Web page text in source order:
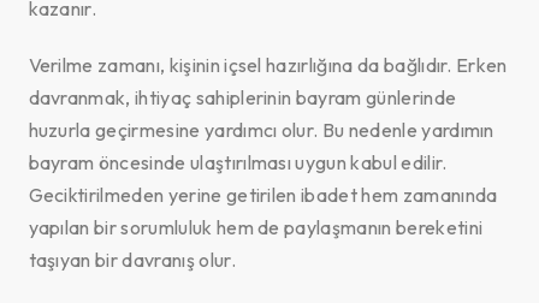
kazanır.
Verilme zamanı, kişinin içsel hazırlığına da bağlıdır. Erken
davranmak, ihtiyaç sahiplerinin bayram günlerinde
huzurla geçirmesine yardımcı olur. Bu nedenle yardımın
bayram öncesinde ulaştırılması uygun kabul edilir.
Geciktirilmeden yerine getirilen ibadet hem zamanında
yapılan bir sorumluluk hem de paylaşmanın bereketini
taşıyan bir davranış olur.